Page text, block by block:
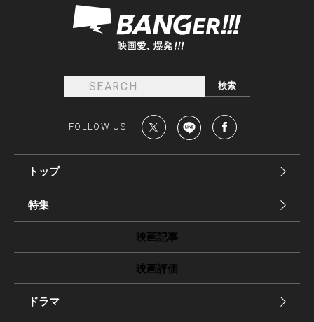
FOLLOW US
トップ
特集
映画記事
映画評価
ドラマ